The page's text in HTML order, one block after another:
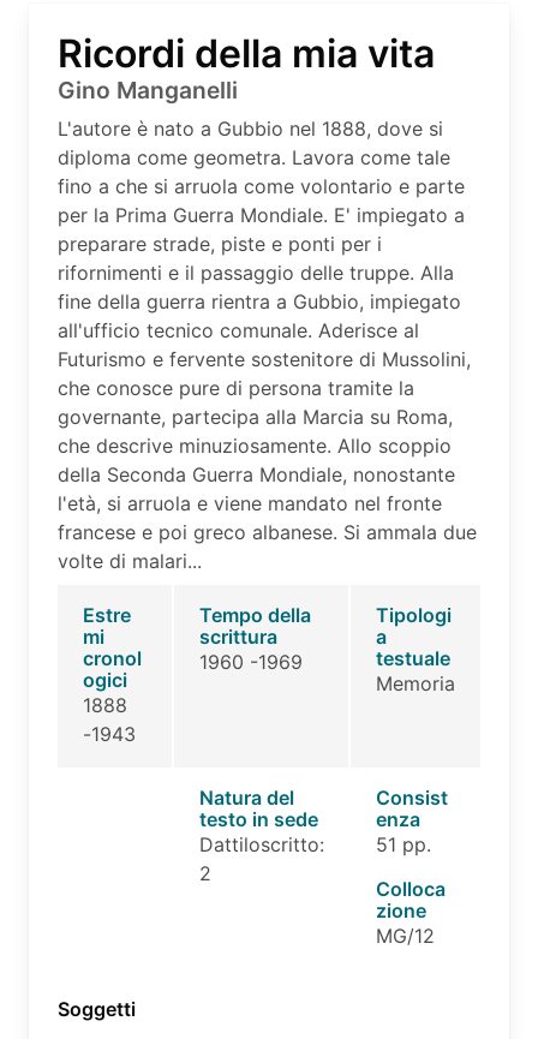
Ricordi della mia vita
Gino Manganelli
L'autore è nato a Gubbio nel 1888, dove si
diploma come geometra. Lavora come tale
fino a che si arruola come volontario e parte
per la Prima Guerra Mondiale. E' impiegato a
preparare strade, piste e ponti per i
rifornimenti e il passaggio delle truppe. Alla
fine della guerra rientra a Gubbio, impiegato
all'ufficio tecnico comunale. Aderisce al
Futurismo e fervente sostenitore di Mussolini,
che conosce pure di persona tramite la
governante, partecipa alla Marcia su Roma,
che descrive minuziosamente. Allo scoppio
della Seconda Guerra Mondiale, nonostante
l'età, si arruola e viene mandato nel fronte
francese e poi greco albanese. Si ammala due
volte di malari...
Estre
mi
cronol
ogici
1888
-1943
Tempo della
scrittura
1960 -1969
Tipologi
a
testuale
Memoria
Natura del
testo in sede
Dattiloscritto:
2
Consist
enza
51 pp.
Colloca
zione
MG/12
Soggetti